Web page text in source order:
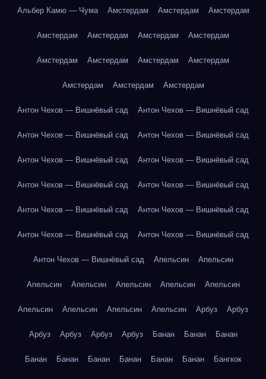
Альбер Камю — Чума Амстердам Амстердам Амстердам
Амстердам Амстердам Амстердам Амстердам
Амстердам Амстердам Амстердам Амстердам
Амстердам Амстердам Амстердам
Антон Чехов — Вишнёвый сад Антон Чехов — Вишнёвый сад
Антон Чехов — Вишнёвый сад Антон Чехов — Вишнёвый сад
Антон Чехов — Вишнёвый сад Антон Чехов — Вишнёвый сад
Антон Чехов — Вишнёвый сад Антон Чехов — Вишнёвый сад
Антон Чехов — Вишнёвый сад Антон Чехов — Вишнёвый сад
Антон Чехов — Вишнёвый сад Антон Чехов — Вишнёвый сад
Антон Чехов — Вишнёвый сад Апельсин Апельсин
Апельсин Апельсин Апельсин Апельсин Апельсин
Апельсин Апельсин Апельсин Апельсин Арбуз Арбуз
Арбуз Арбуз Арбуз Арбуз Банан Банан Банан
Банан Банан Банан Банан Банан Банан Бангкок